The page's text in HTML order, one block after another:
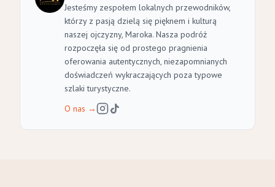
Jesteśmy zespołem lokalnych przewodników,
którzy z pasją dzielą się pięknem i kulturą
naszej ojczyzny, Maroka. Nasza podróż
rozpoczęła się od prostego pragnienia
oferowania autentycznych, niezapomnianych
doświadczeń wykraczających poza typowe
szlaki turystyczne.
O nas →